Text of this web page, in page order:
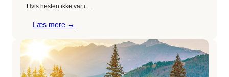
Hvis hesten ikke var i…
Læs mere →
væske